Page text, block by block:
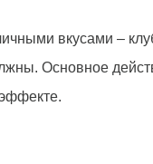
вкусами –
Основное